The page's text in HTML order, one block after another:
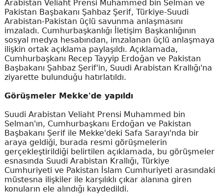
Arabistan Veliaht Prensi Muhammed bin Selman ve
Pakistan Başbakanı Şahbaz Şerif, Türkiye-Suudi
Arabistan-Pakistan üçlü savunma anlaşmasını
imzaladı. Cumhurbaşkanlığı İletişim Başkanlığının
sosyal medya hesabından, imzalanan üçlü anlaşmaya
ilişkin ortak açıklama paylaşıldı. Açıklamada,
Cumhurbaşkanı Recep Tayyip Erdoğan ve Pakistan
Başbakanı Şahbaz Şerif'in, Suudi Arabistan Krallığı'na
ziyarette bulunduğu hatırlatıldı.
Görüşmeler Mekke'de yapıldı
Suudi Arabistan Veliaht Prensi Muhammed bin
Selman'ın, Cumhurbaşkanı Erdoğan ve Pakistan
Başbakanı Şerif ile Mekke'deki Safa Sarayı'nda bir
araya geldiği, burada resmi görüşmelerin
gerçekleştirildiği belirtilen açıklamada, bu görüşmeler
esnasında Suudi Arabistan Krallığı, Türkiye
Cumhuriyeti ve Pakistan İslam Cumhuriyeti arasındaki
müstesna ilişkiler ile karşılıklı çıkar alanına giren
konuların ele alındığı kaydedildi.